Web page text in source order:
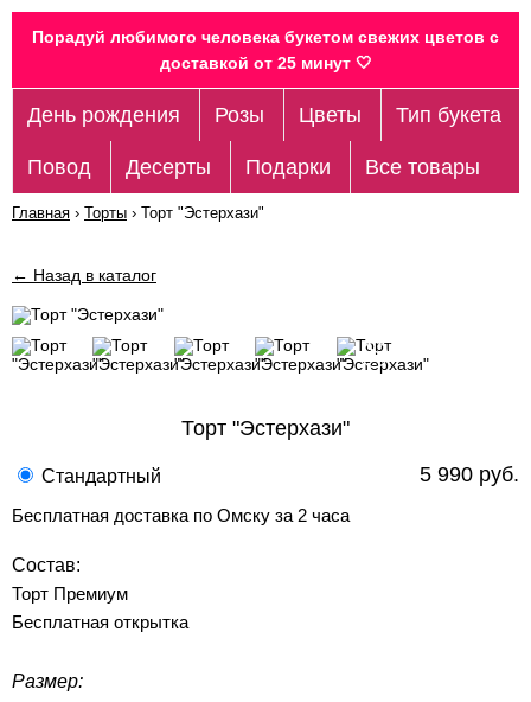
Порадуй любимого человека букетом свежих цветов c
доставкой от 25 минут 🤍
День рождения Розы Цветы Тип букета
Повод Десерты Подарки Все товары
Главная › Торты › Торт "Эстерхази"
← Назад в каталог
Торт "Эстерхази"
Стандартный 5 990 руб.
Бесплатная доставка по Омску за 2 часа
Состав:
Торт Премиум
Бесплатная открытка
Размер: